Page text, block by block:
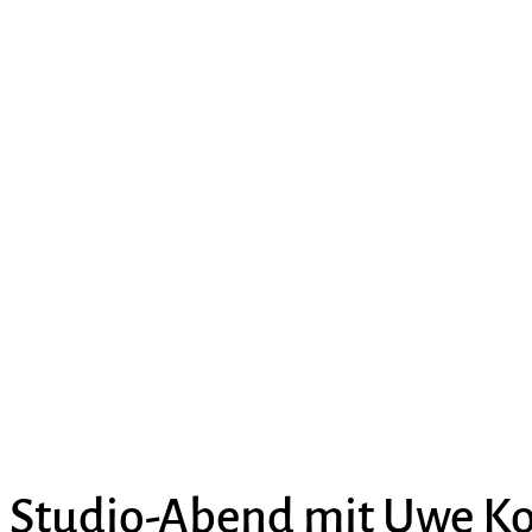
Studio-Abend mit Uwe